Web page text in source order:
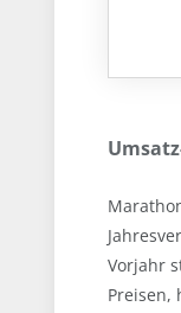
Vorjahr
Preisen,